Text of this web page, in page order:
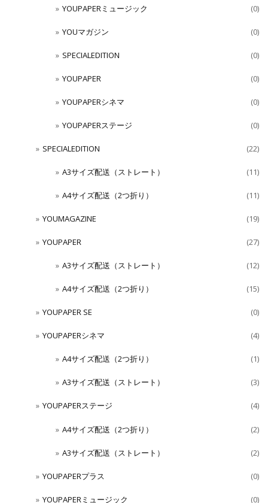
YOUPAPERミュージック (0)
YOUマガジン (0)
SPECIALEDITION (0)
YOUPAPER (0)
YOUPAPERシネマ (0)
YOUPAPERステージ (0)
SPECIALEDITION (22)
A3サイズ配送（ストレート） (11)
A4サイズ配送（2つ折り） (11)
YOUMAGAZINE (19)
YOUPAPER (27)
A3サイズ配送（ストレート） (12)
A4サイズ配送（2つ折り） (15)
YOUPAPER SE (0)
YOUPAPERシネマ (4)
A4サイズ配送（2つ折り） (1)
A3サイズ配送（ストレート） (3)
YOUPAPERステージ (4)
A4サイズ配送（2つ折り） (2)
A3サイズ配送（ストレート） (2)
YOUPAPERプラス (0)
YOUPAPERミュージック (0)